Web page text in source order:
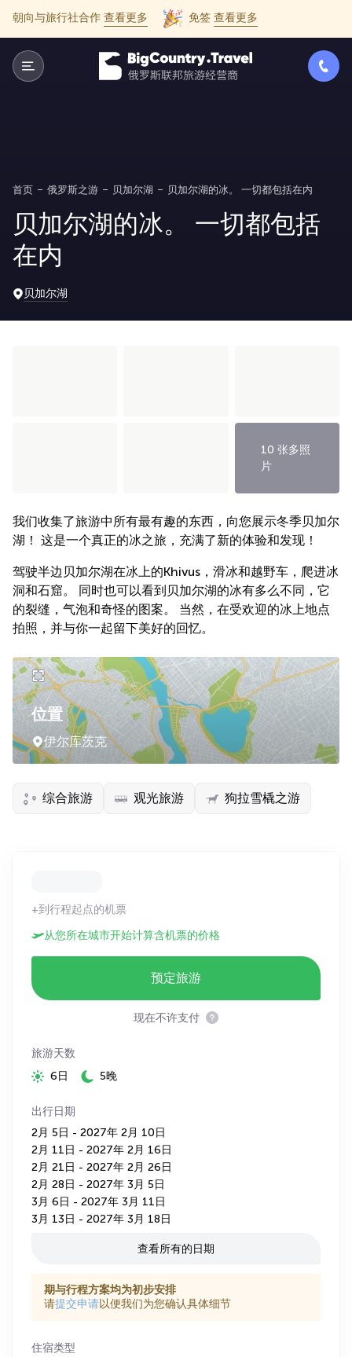
朝向与旅行社合作 查看更多 免签 查看更多
首页 俄罗斯之游 贝加尔湖 贝加尔湖的冰。 一切都包括在内
贝加尔湖的冰。 一切都包括
在内
贝加尔湖
10 张多照
片
我们收集了旅游中所有最有趣的东西，向您展示冬季贝加尔
湖！ 这是一个真正的冰之旅，充满了新的体验和发现！
驾驶半边贝加尔湖在冰上的Khivus，滑冰和越野车，爬进冰
洞和石窟。 同时也可以看到贝加尔湖的冰有多么不同，它
的裂缝，气泡和奇怪的图案。 当然，在受欢迎的冰上地点
拍照，并与你一起留下美好的回忆。
位置
伊尔库茨克
综合旅游 观光旅游 狗拉雪橇之游
+到行程起点的机票
从您所在城市开始计算含机票的价格
预定旅游
现在不许支付
旅游天数
6日
5晚
出行日期
2月 5日 - 2027年 2月 10日
2月 11日 - 2027年 2月 16日
2月 21日 - 2027年 2月 26日
2月 28日 - 2027年 3月 5日
3月 6日 - 2027年 3月 11日
3月 13日 - 2027年 3月 18日
查看所有的日期
期与行程方案均为初步安排
请提交申请以便我们为您确认具体细节
住宿类型